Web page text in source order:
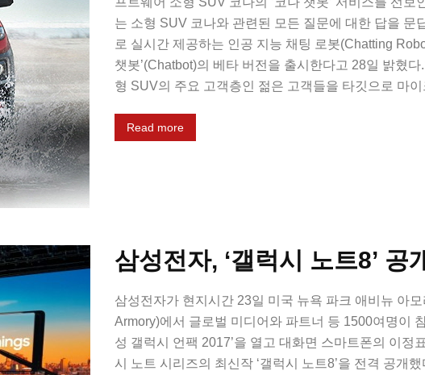
는 소형 SUV 코나와 관련된 모든 질문에 대한 답을 문
로 실시간 제공하는 인공 지능 채팅 로봇(Chatting
챗봇’(Chatbot)의 베타 버전을 출시한다고 28일 밝혔
형 SUV의 주요 고객층인 젊은 고객들을 타깃으로 마
Read more
삼성전자, ‘갤럭시 노트8’ 공
삼성전자가 현지시간 23일 미국 뉴욕 파크 애비뉴 아
Armory)에서 글로벌 미디어와 파트너 등 1500여명이
성 갤럭시 언팩 2017’을 열고 대화면 스마트폰의 이정
시 노트 시리즈의 최신작 ‘갤럭시 노트8’을 전격 공개